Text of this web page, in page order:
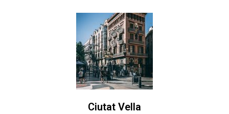
Ciutat Vella